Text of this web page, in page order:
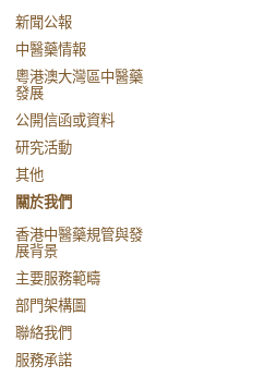
新聞公報
中醫藥情報
粵港澳大灣區中醫藥
發展
公開信函或資料
研究活動
其他
關於我們
香港中醫藥規管與發
展背景
主要服務範疇
部門架構圖
聯絡我們
服務承諾